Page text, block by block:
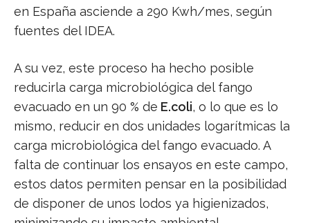
en España asciende a 290 Kwh/mes, según
fuentes del IDEA.
A su vez, este proceso ha hecho posible
reducirla carga microbiológica del fango
evacuado en un 90 % de E.coli, o lo que es lo
mismo, reducir en dos unidades logarítmicas la
carga microbiológica del fango evacuado. A
falta de continuar los ensayos en este campo,
estos datos permiten pensar en la posibilidad
de disponer de unos lodos ya higienizados,